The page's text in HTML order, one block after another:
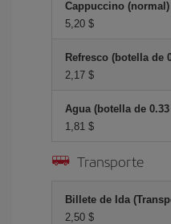
Cappuccino (normal)
5,20 $
Refresco (botella de
2,17 $
Agua (botella de
1,81 $
Transporte
Billete de Ida
2,50 $